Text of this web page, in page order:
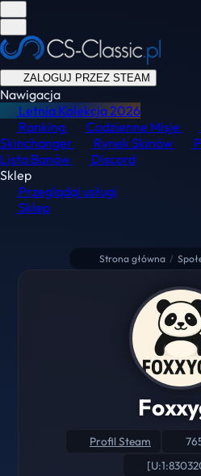
ZALOGUJ PRZEZ STEAM
Nawigacja
Letnia Kolekcja2026
Ranking
Codzienne Misje
Skinchanger
Rynek Skinów
Lista Banów
Discord
Sklep
Przeglądaj usługi
Sklep
Strona główna /
Profil Steam